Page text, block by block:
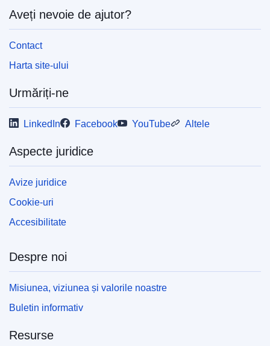
Aveți nevoie de ajutor?
Contact
Harta site-ului
Urmăriți-ne
LinkedIn Facebook YouTube Altele
Aspecte juridice
Avize juridice
Cookie-uri
Accesibilitate
Despre noi
Misiunea, viziunea și valorile noastre
Buletin informativ
Resurse